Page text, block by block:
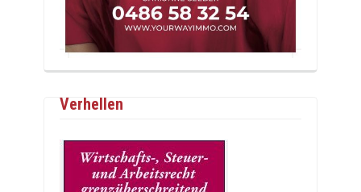
Verhellen